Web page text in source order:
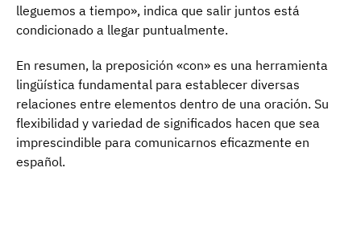
lleguemos a tiempo», indica que salir juntos está
condicionado a llegar puntualmente.
En resumen, la preposición «con» es una herramienta
lingüística fundamental para establecer diversas
relaciones entre elementos dentro de una oración. Su
flexibilidad y variedad de significados hacen que sea
imprescindible para comunicarnos eficazmente en
español.